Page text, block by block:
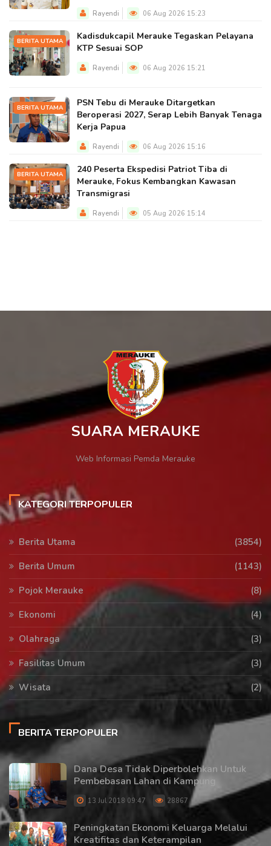
Rayendi 06 Aug 2026 15:23
BERITA UTAMA
Kadisdukcapil Merauke Tegaskan Pelayana
KTP Sesuai SOP
Rayendi 06 Aug 2026 15:21
BERITA UTAMA
PSN Tebu di Merauke Ditargetkan
Beroperasi 2027, Serap Lebih Banyak Tenaga
Kerja Papua
Rayendi 06 Aug 2026 15:16
BERITA UTAMA
240 Peserta Ekspedisi Patriot Tiba di
Merauke, Fokus Kembangkan Kawasan
Transmigrasi
Rayendi 05 Aug 2026 15:14
SUARA MERAUKE
Web Informasi Pemda Merauke
KATEGORI TERPOPULER
Berita Utama
(3854)
Berita Umum
(1143)
Pojok Merauke
(8)
Ekonomi
(4)
Olahraga
(3)
Fasilitas Umum
(3)
Wisata
(2)
BERITA TERPOPULER
Dana Desa Tidak Diperbolehkan Untuk
Pembebasan Lahan di Kampung
13 Jul 2018 09:47 28867
Peningkatan Ekonomi Keluarga Melalui
Kreatifitas dan Keterampilan